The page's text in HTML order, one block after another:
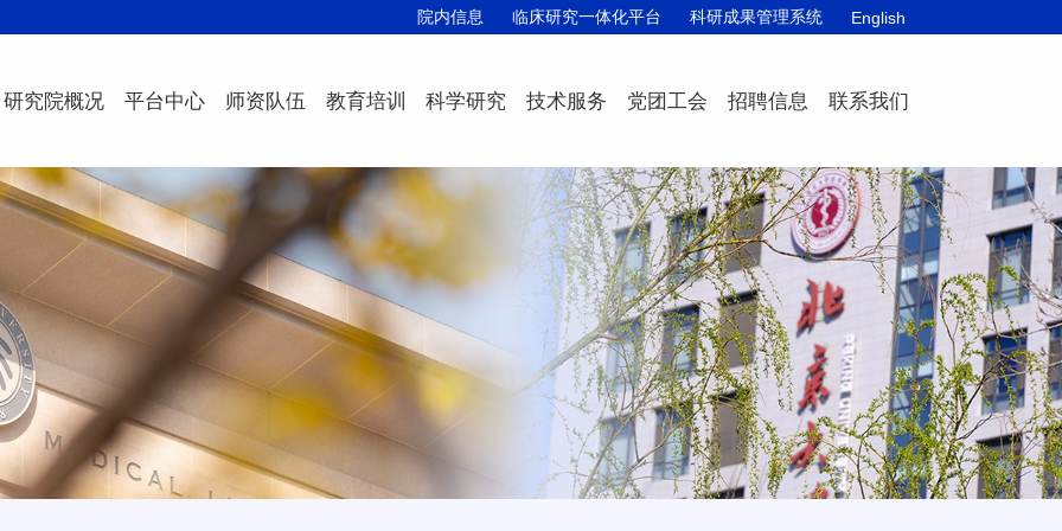
院内信息 临床研究一体化平台 科研成果管理系统 English
研究院概况 平台中心 师资队伍 教育培训 科学研究 技术服务 党团工会 招聘信息 联系我们